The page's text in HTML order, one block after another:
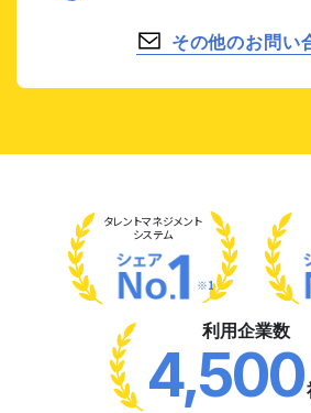
その他のお問い
タレントマネジメント
システム
※1
利用企業数
4,500